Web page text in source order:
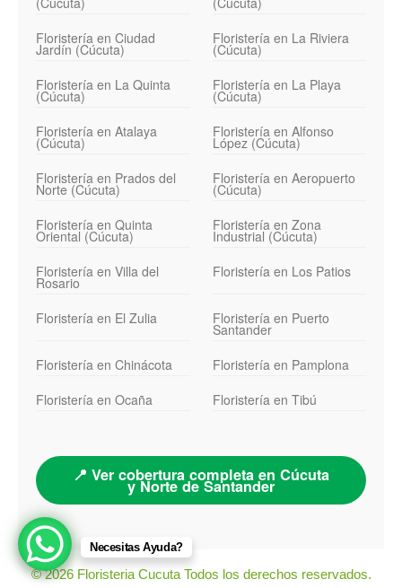
Floristería en Ciudad
Jardín (Cúcuta)
Floristería en La Riviera
(Cúcuta)
Floristería en La Quinta
(Cúcuta)
Floristería en La Playa
(Cúcuta)
Floristería en Atalaya
(Cúcuta)
Floristería en Alfonso
López (Cúcuta)
Floristería en Prados del
Norte (Cúcuta)
Floristería en Aeropuerto
(Cúcuta)
Floristería en Quinta
Oriental (Cúcuta)
Floristería en Zona
Industrial (Cúcuta)
Floristería en Villa del
Rosario
Floristería en Los Patios
Floristería en El Zulia Floristería en Puerto
Santander
Floristería en Chinácota
Floristería en Pamplona
Floristería en Ocaña
Floristería en Tibú
📍 Ver cobertura completa en Cúcuta
y Norte de Santander
© 2026 Floristeria Cucuta Todos los derechos reservados.
Necesitas Ayuda?